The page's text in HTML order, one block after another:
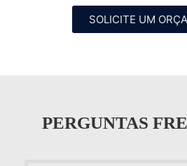
SOLICITE UM
PERGUNTAS